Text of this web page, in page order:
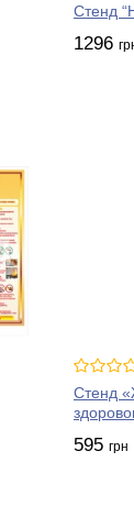
Стенд
1296
Стенд
595 грн